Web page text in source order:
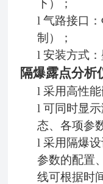
下）；
l气路接口
制）；
l安装方式
隔爆露点分析
l采用高性
l可同时显
态、各项参
l采用隔爆
参数的配置
线可根据时